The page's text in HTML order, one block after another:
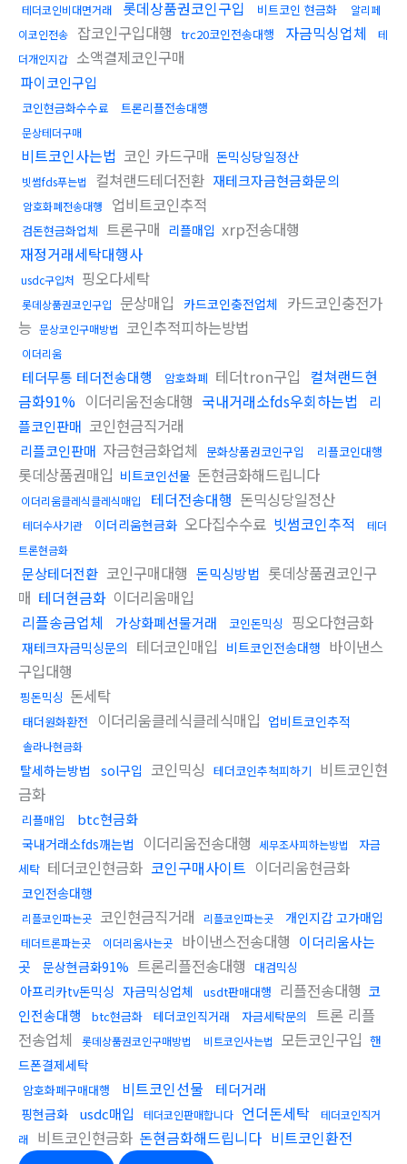
테더코인비대면거래 롯데상품권코인구입 비트코인 현금화
알리페
이코인전송
잡코인구입대행 trc20코인전송대행 자금믹싱업체
테
더개인지갑 소액결제코인구매
파이코인구입
코인현금화수수료 트론리플전송대행
문상테더구매
비트코인사는법 코인 카드구매 돈믹싱당일정산
빗썸fds푸는법 컬쳐랜드테더전환 재테크자금현금화문의
암호화폐전송대행 업비트코인추적
검돈현금화업체 트론구매 리플매입 xrp전송대행
재정거래세탁대행사
usdc구입처 핑오다세탁
롯데상품권코인구입 문상매입 카드코인충전업체 카드코인충전가
능 문상코인구매방법 코인추적피하는방법
이더리움
테더무통 테더전송대행 암호화폐 테더tron구입 컬쳐랜드현
금화91% 이더리움전송대행 국내거래소fds우회하는법
리
플코인판매 코인현금직거래
리플코인판매 자금현금화업체 문화상품권코인구입 리플코인대행
롯데상품권매입 비트코인선물 돈현금화해드립니다
이더리움클레식클레식매입 테더전송대행 돈믹싱당일정산
테더수사기관 이더리움현금화 오다집수수료 빗썸코인추적
테더
트론현금화
문상테더전환 코인구매대행 돈믹싱방법 롯데상품권코인구
매 테더현금화 이더리움매입
리플송금업체
가상화폐선물거래 코인돈믹싱 핑오다현금화
재테크자금믹싱문의 테더코인매입 비트코인전송대행 바이낸스
구입대행
핑돈믹싱 돈세탁
태더원화환전 이더리움클레식클레식매입 업비트코인추적
솔라나현금화
탈세하는방법 sol구입 코인믹싱 테더코인추척피하기 비트코인현
금화
리플매입 btc현금화
국내거래소fds깨는법 이더리움전송대행 세무조사피하는방법
자금
세탁 테더코인현금화 코인구매사이트 이더리움현금화
코인전송대행
리플코인파는곳 코인현금직거래 리플코인파는곳 개인지갑 고가매입
테더트론파는곳 이더리움사는곳 바이낸스전송대행 이더리움사는
곳
문상현금화91% 트론리플전송대행 대검믹싱
아프리카tv돈믹싱 자금믹싱업체 usdt판매대행 리플전송대행 코
인전송대행
btc현금화 테더코인직거래 자금세탁문의
트론 리플
전송업체
롯데상품권코인구매방법 비트코인사는법 모든코인구입 핸
드폰결제세탁
암호화폐구매대행 비트코인선물 테더거래
핑현금화 usdc매입 테더코인판매합니다 언더돈세탁
테더코인직거
래
비트코인현금화 돈현금화해드립니다 비트코인환전